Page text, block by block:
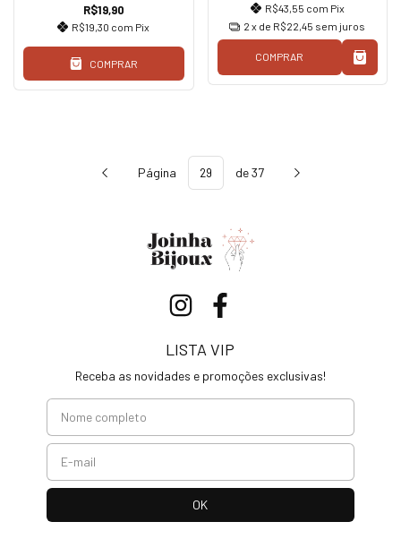
R$19,90
R$19,30 com Pix
COMPRAR
R$43,55 com Pix
2 x de R$22,45 sem juros
COMPRAR
Página de 37
LISTA VIP
Receba as novidades e promoções exclusivas!